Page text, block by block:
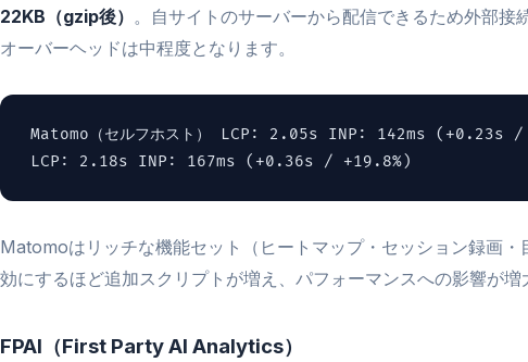
22KB（gzip後） 。自サイトのサーバーから配信できるため外部
オーバーヘッドは中程度となります。
Matomo（セルフホスト） LCP: 2.05s INP: 142ms (+0.23s /
LCP: 2.18s INP: 167ms (+0.36s / +19.8%)
Matomoはリッチな機能セット（ヒートマップ・セッション録画
効にするほど追加スクリプトが増え、パフォーマンスへの影響が増
FPAI（First Party AI Analytics）